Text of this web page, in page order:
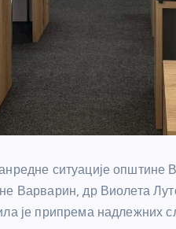
ситуације општине
Варварин, др Виолета
је припрема надлежних